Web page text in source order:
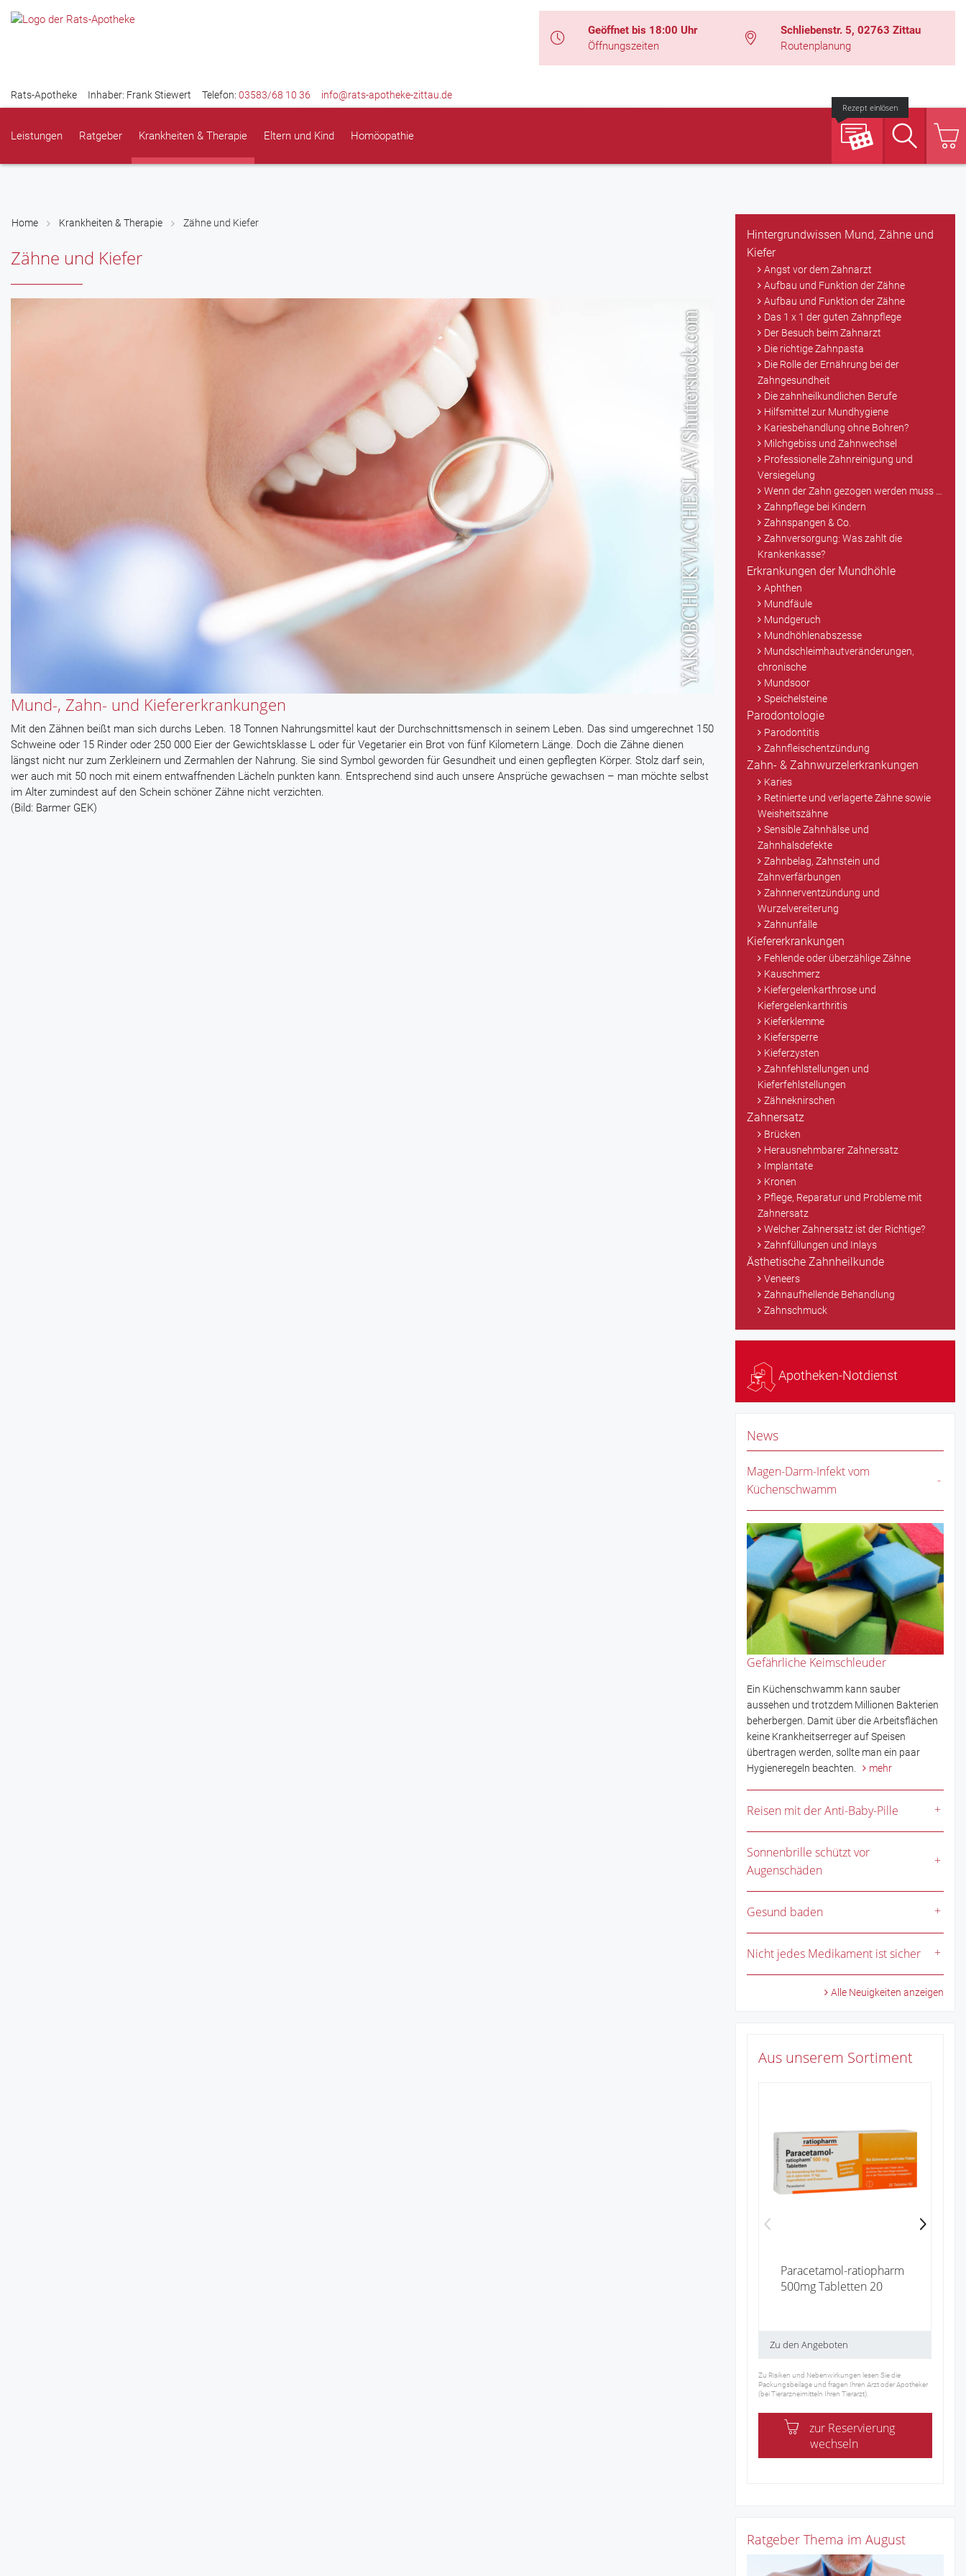
Geöffnet bis 18:00 Uhr
Öffnungszeiten
Schliebenstr. 5, 02763 Zittau
Routenplanung
Rats-Apotheke Inhaber: Frank Stiewert Telefon: 03583/68 10 36 info@rats-apotheke-zittau.de
Leistungen Ratgeber Krankheiten & Therapie Eltern und Kind Homöopathie
Rezept einlösen
Suche
Home Krankheiten & Therapie Zähne und Kiefer
Zähne und Kiefer
Mund-, Zahn- und Kiefererkrankungen
Mit den Zähnen beißt man sich durchs Leben. 18 Tonnen Nahrungsmittel kaut der Durchschnittsmensch in seinem Leben. Das sind umgerechnet 150
Schweine oder 15 Rinder oder 250 000 Eier der Gewichtsklasse L oder für Vegetarier ein Brot von fünf Kilometern Länge. Doch die Zähne dienen
längst nicht nur zum Zerkleinern und Zermahlen der Nahrung. Sie sind Symbol geworden für Gesundheit und einen gepflegten Körper. Stolz darf sein,
wer auch mit 50 noch mit einem entwaffnenden Lächeln punkten kann. Entsprechend sind auch unsere Ansprüche gewachsen – man möchte selbst
im Alter zumindest auf den Schein schöner Zähne nicht verzichten.
(Bild: Barmer GEK)
Hintergrundwissen Mund, Zähne und
Kiefer
Angst vor dem Zahnarzt
Aufbau und Funktion der Zähne
Aufbau und Funktion der Zähne
Das 1 x 1 der guten Zahnpflege
Der Besuch beim Zahnarzt
Die richtige Zahnpasta
Die Rolle der Ernährung bei der
Zahngesundheit
Die zahnheilkundlichen Berufe
Hilfsmittel zur Mundhygiene
Kariesbehandlung ohne Bohren?
Milchgebiss und Zahnwechsel
Professionelle Zahnreinigung und
Versiegelung
Wenn der Zahn gezogen werden muss …
Zahnpflege bei Kindern
Zahnspangen & Co.
Zahnversorgung: Was zahlt die
Krankenkasse?
Erkrankungen der Mundhöhle
Aphthen
Mundfäule
Mundgeruch
Mundhöhlenabszesse
Mundschleimhautveränderungen,
chronische
Mundsoor
Speichelsteine
Parodontologie
Parodontitis
Zahnfleischentzündung
Zahn- & Zahnwurzelerkrankungen
Karies
Retinierte und verlagerte Zähne sowie
Weisheitszähne
Sensible Zahnhälse und
Zahnhalsdefekte
Zahnbelag, Zahnstein und
Zahnverfärbungen
Zahnnerventzündung und
Wurzelvereiterung
Zahnunfälle
Kiefererkrankungen
Fehlende oder überzählige Zähne
Kauschmerz
Kiefergelenkarthrose und
Kiefergelenkarthritis
Kieferklemme
Kiefersperre
Kieferzysten
Zahnfehlstellungen und
Kieferfehlstellungen
Zähneknirschen
Zahnersatz
Brücken
Herausnehmbarer Zahnersatz
Implantate
Kronen
Pflege, Reparatur und Probleme mit
Zahnersatz
Welcher Zahnersatz ist der Richtige?
Zahnfüllungen und Inlays
Ästhetische Zahnheilkunde
Veneers
Zahnaufhellende Behandlung
Zahnschmuck
Apotheken-Notdienst
News
Magen-Darm-Infekt vom
Küchenschwamm
Gefährliche Keimschleuder
Ein Küchenschwamm kann sauber
aussehen und trotzdem Millionen Bakterien
beherbergen. Damit über die Arbeitsflächen
keine Krankheitserreger auf Speisen
übertragen werden, sollte man ein paar
Hygieneregeln beachten.
mehr
Reisen mit der Anti-Baby-Pille
Sonnenbrille schützt vor
Augenschäden
Gesund baden
Nicht jedes Medikament ist sicher
Alle Neuigkeiten anzeigen
Aus unserem Sortiment
Paracetamol-ratiopharm
500mg Tabletten 20
Zu den Angeboten
Zu Risiken und Nebenwirkungen lesen Sie die
Packungsbeilage und fragen Ihren Arzt oder Apotheker
(bei Tierarzneimitteln Ihren Tierarzt).
zur Reservierung
wechseln
Ratgeber Thema im August